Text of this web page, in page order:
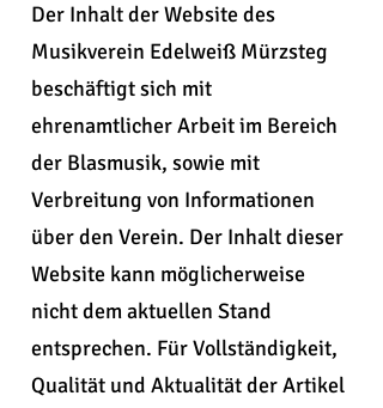
Der Inhalt der Website des
Musikverein Edelweiß Mürzsteg
beschäftigt sich mit
ehrenamtlicher Arbeit im Bereich
der Blasmusik, sowie mit
Verbreitung von Informationen
über den Verein. Der Inhalt dieser
Website kann möglicherweise
nicht dem aktuellen Stand
entsprechen. Für Vollständigkeit,
Qualität und Aktualität der Artikel